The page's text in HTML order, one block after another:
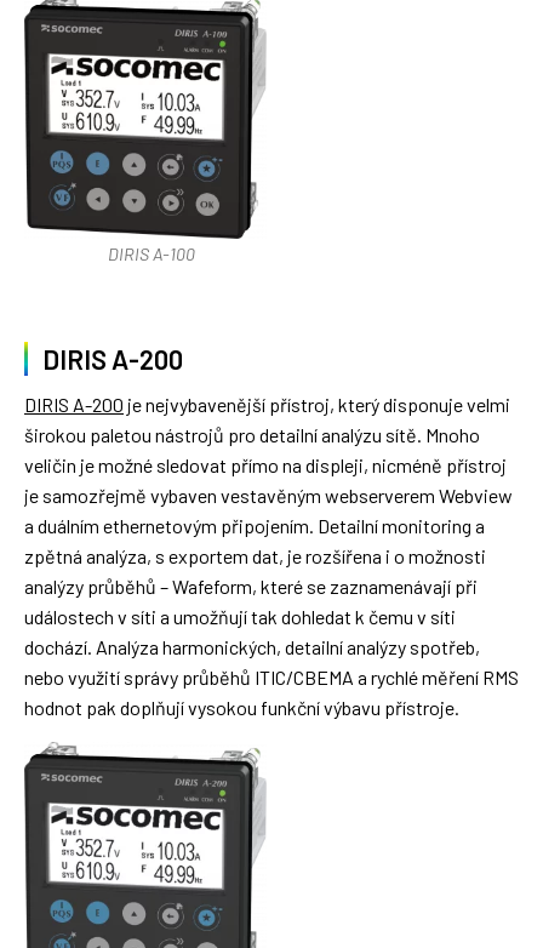
DIRIS A-100
DIRIS A-200
DIRIS A-200 je nejvybavenější přístroj, který disponuje velmi
širokou paletou nástrojů pro detailní analýzu sítě. Mnoho
veličin je možné sledovat přímo na displeji, nicméně přístroj
je samozřejmě vybaven vestavěným webserverem Webview
a duálním ethernetovým připojením. Detailní monitoring a
zpětná analýza, s exportem dat, je rozšířena i o možnosti
analýzy průběhů – Wafeform, které se zaznamenávají při
událostech v síti a umožňují tak dohledat k čemu v síti
dochází. Analýza harmonických, detailní analýzy spotřeb,
nebo využití správy průběhů ITIC/CBEMA a rychlé měření RMS
hodnot pak doplňují vysokou funkční výbavu přístroje.